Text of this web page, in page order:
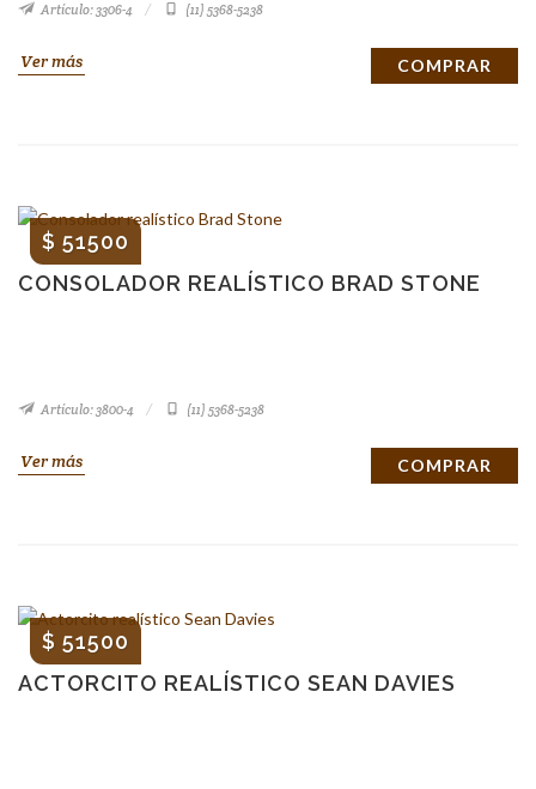
Artículo: 3306-4 (11) 5368-5238
Ver más COMPRAR
CONSOLADOR REALÍSTICO BRAD STONE
$ 51500
Artículo: 3800-4 (11) 5368-5238
Ver más COMPRAR
ACTORCITO REALÍSTICO SEAN DAVIES
$ 51500